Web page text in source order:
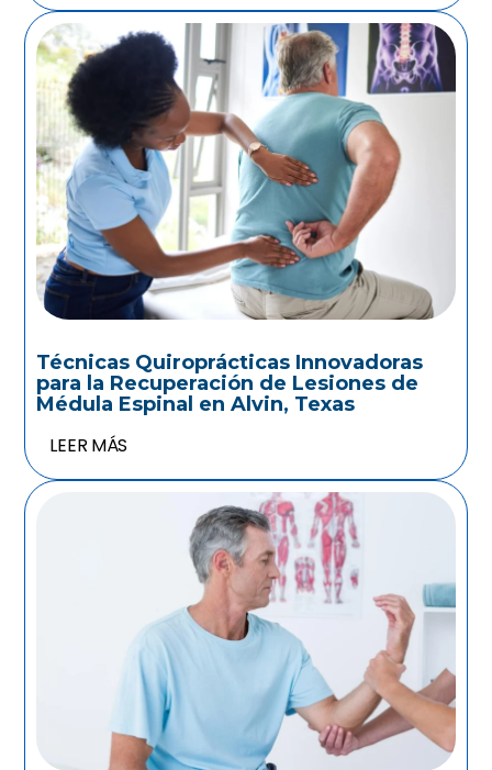
Técnicas Quiroprácticas Innovadoras
para la Recuperación de Lesiones de
Médula Espinal en Alvin, Texas
LEER MÁS